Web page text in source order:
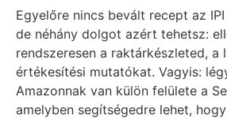
Egyelőre nincs bevált recept az
de néhány dolgot azért tehetsz:
rendszeresen a raktárkészleted, a
értékesítési mutatókat. Vagyis:
Amazonnak van külön felülete a
amelyben segítségedre lehet,